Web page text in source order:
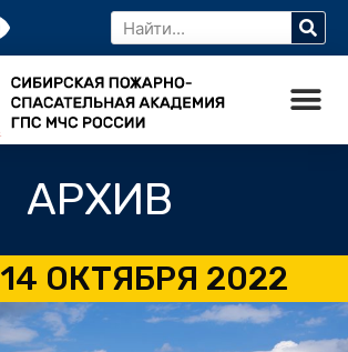
АРХИВ
14 ОКТЯБРЯ 2022